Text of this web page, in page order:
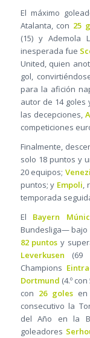
El máximo
Atalanta, con 25
(15) y Ademola
inesperada fue
United, quien
gol,
para la afición
autor de 14 goles
las decepciones,
competiciones
Finalmente,
solo 18 puntos y
20 equipos;
puntos; y Empoli,
temporada
El Bayern
Bundesliga— bajo
82 puntos y
Leverkusen (69
Champions
Dortmund (4.º
con 26 golesen
consecutivo la
del Año en la
goleadores